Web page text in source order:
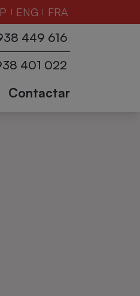
| ENG | FRA
449 616
401 022
Altres
sectors
accessoris
Robots
Contactar